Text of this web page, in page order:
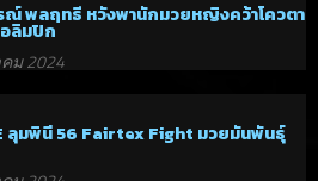
ณ์ พลฤทธิ์ หวังพานักมวยหญิงคว้าโควตา
ลิมปิก
ม 2024
ลุมพินี 56 Fairtex Fight มวยมันพันธุ์